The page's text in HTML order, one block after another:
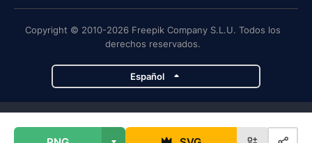
Copyright © 2010-2026 Freepik Company S.L.U. Todos los
derechos reservados.
Español